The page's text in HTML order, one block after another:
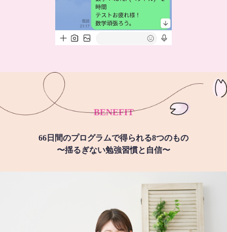
BENEFIT
66日間のプログラムで得られる8つのもの
〜揺るぎない勉強習慣と自信〜